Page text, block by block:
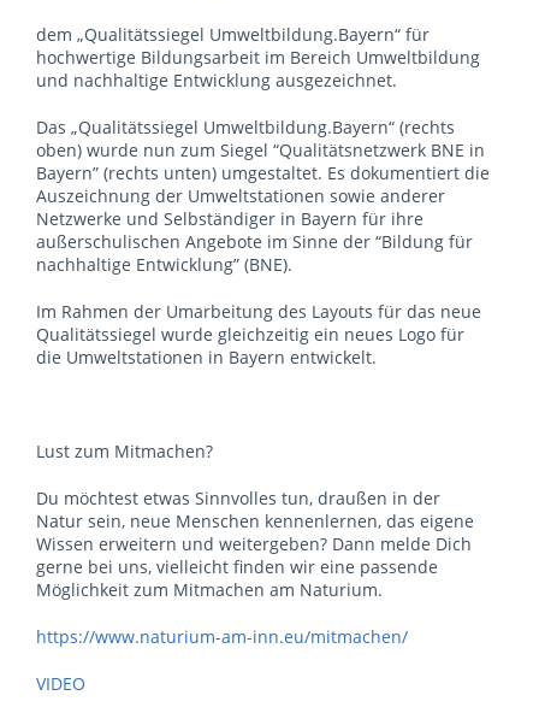
dem „Qualitätssiegel Umweltbildung.Bayern“ für
hochwertige Bildungsarbeit im Bereich Umweltbildung
und nachhaltige Entwicklung ausgezeichnet.
Das „Qualitätssiegel Umweltbildung.Bayern“ (rechts
oben) wurde nun zum Siegel “Qualitätsnetzwerk BNE in
Bayern” (rechts unten) umgestaltet. Es dokumentiert die
Auszeichnung der Umweltstationen sowie anderer
Netzwerke und Selbständiger in Bayern für ihre
außerschulischen Angebote im Sinne der “Bildung für
nachhaltige Entwicklung” (BNE).
Im Rahmen der Umarbeitung des Layouts für das neue
Qualitätssiegel wurde gleichzeitig ein neues Logo für
die Umweltstationen in Bayern entwickelt.
Lust zum Mitmachen?
Du möchtest etwas Sinnvolles tun, draußen in der
Natur sein, neue Menschen kennenlernen, das eigene
Wissen erweitern und weitergeben? Dann melde Dich
gerne bei uns, vielleicht finden wir eine passende
Möglichkeit zum Mitmachen am Naturium.
https://www.naturium-am-inn.eu/mitmachen/
VIDEO